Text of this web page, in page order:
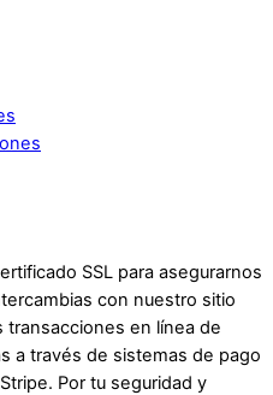
SSL para asegurarnos
con nuestro sitio
en línea de
a través de sistemas de pago
Por tu seguridad y